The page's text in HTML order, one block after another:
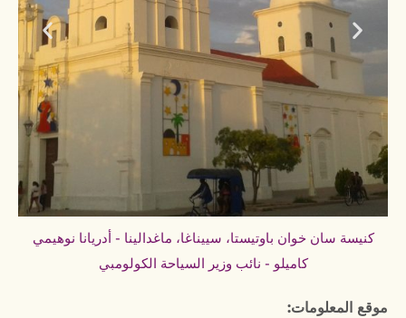
كنيسة سان خوان باوتيستا، سييناغا، ماغدالينا - أدريانا نوهيمي
كاميلو - نائب وزير السياحة الكولومبي
موقع المعلومات: